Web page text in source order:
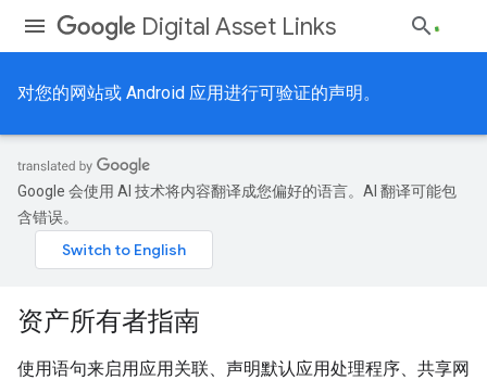
Digital Asset Links
对您的网站或 Android 应用进行可验证的声明。
Google 会使用 AI 技术将内容翻译成您偏好的语言。AI 翻译可能包
含错误。
资产所有者指南
使用语句来启用应用关联、声明默认应用处理程序、共享网